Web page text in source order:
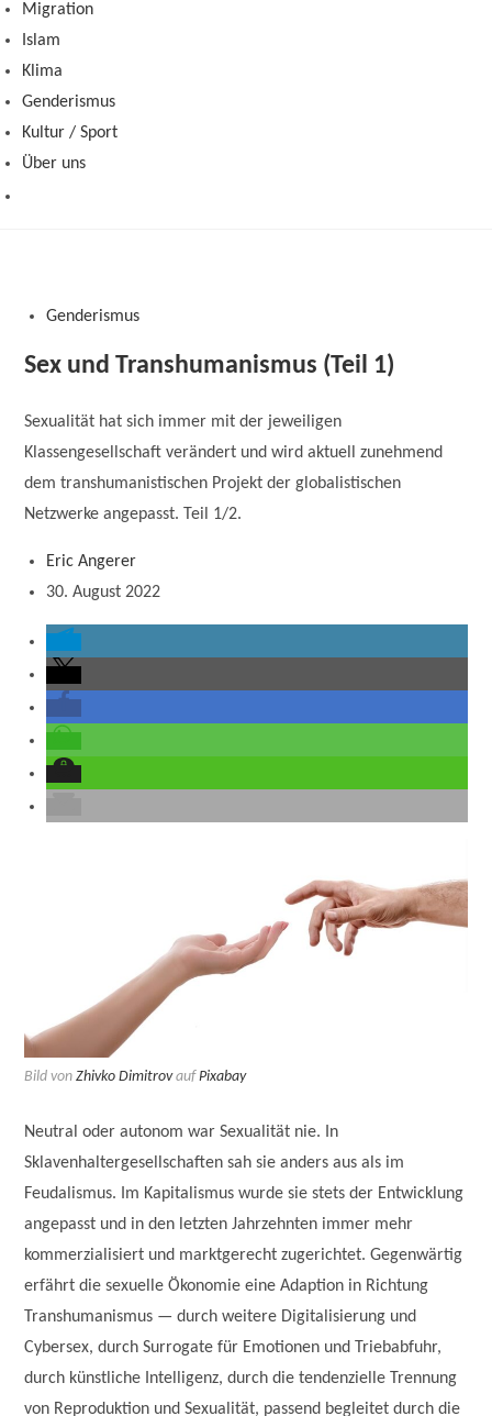
Migration
Islam
Klima
Genderismus
Kultur / Sport
Über uns
Genderismus
Sex und Transhumanismus (Teil 1)
Sexualität hat sich immer mit der jeweiligen
Klassengesellschaft verändert und wird aktuell zunehmend
dem transhumanistischen Projekt der globalistischen
Netzwerke angepasst. Teil 1/2.
Eric Angerer
30. August 2022
Bild vonZhivko DimitrovaufPixabay
Neutral oder autonom war Sexualität nie. In
Sklavenhaltergesellschaften sah sie anders aus als im
Feudalismus. Im Kapitalismus wurde sie stets der Entwicklung
angepasst und in den letzten Jahrzehnten immer mehr
kommerzialisiert und marktgerecht zugerichtet. Gegenwärtig
erfährt die sexuelle Ökonomie eine Adaption in Richtung
Transhumanismus — durch weitere Digitalisierung und
Cybersex, durch Surrogate für Emotionen und Triebabfuhr,
durch künstliche Intelligenz, durch die tendenzielle Trennung
von Reproduktion und Sexualität, passend begleitet durch die